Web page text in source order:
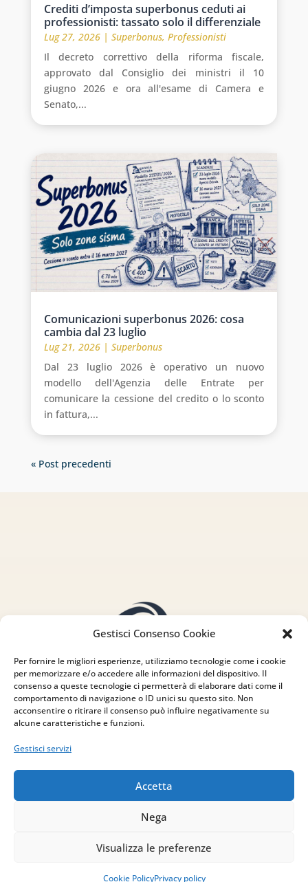
Gestisci Consenso Cookie
Per fornire le migliori esperienze, utilizziamo tecnologie come i cookie
per memorizzare e/o accedere alle informazioni del dispositivo. Il
consenso a queste tecnologie ci permetterà di elaborare dati come il
comportamento di navigazione o ID unici su questo sito. Non
acconsentire o ritirare il consenso può influire negativamente su
alcune caratteristiche e funzioni.
Gestisci servizi
Accetta
Nega
Visualizza le preferenze
Cookie PolicyPrivacy policy
Crediti d’imposta superbonus ceduti ai
professionisti: tassato solo il differenziale
Lug 27, 2026| Superbonus, Professionisti
Il decreto correttivo della riforma fiscale,
approvato dal Consiglio dei ministri il 10
giugno 2026 e ora all'esame di Camera e
Senato,...
Comunicazioni superbonus 2026: cosa
cambia dal 23 luglio
Lug 21, 2026| Superbonus
Dal 23 luglio 2026 è operativo un nuovo
modello dell'Agenzia delle Entrate per
comunicare la cessione del credito o lo sconto
in fattura,...
« Post precedenti
via Sant’Alessio, 5